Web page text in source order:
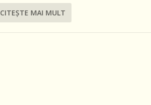
CITEŞTE MAI MULT